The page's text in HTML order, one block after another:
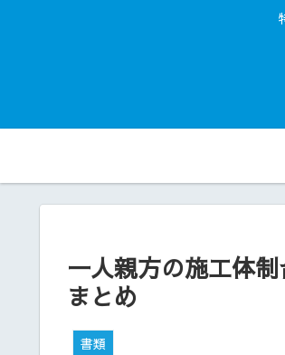
一人親方の施工体
まとめ
書類